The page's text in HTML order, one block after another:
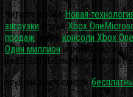
Читайте также:Новая
загрузки игр наXbox
продажновойконсоли Xbox One
Один миллионигроковНас
на E3 2017Бренд Nokia может
опубликовала список